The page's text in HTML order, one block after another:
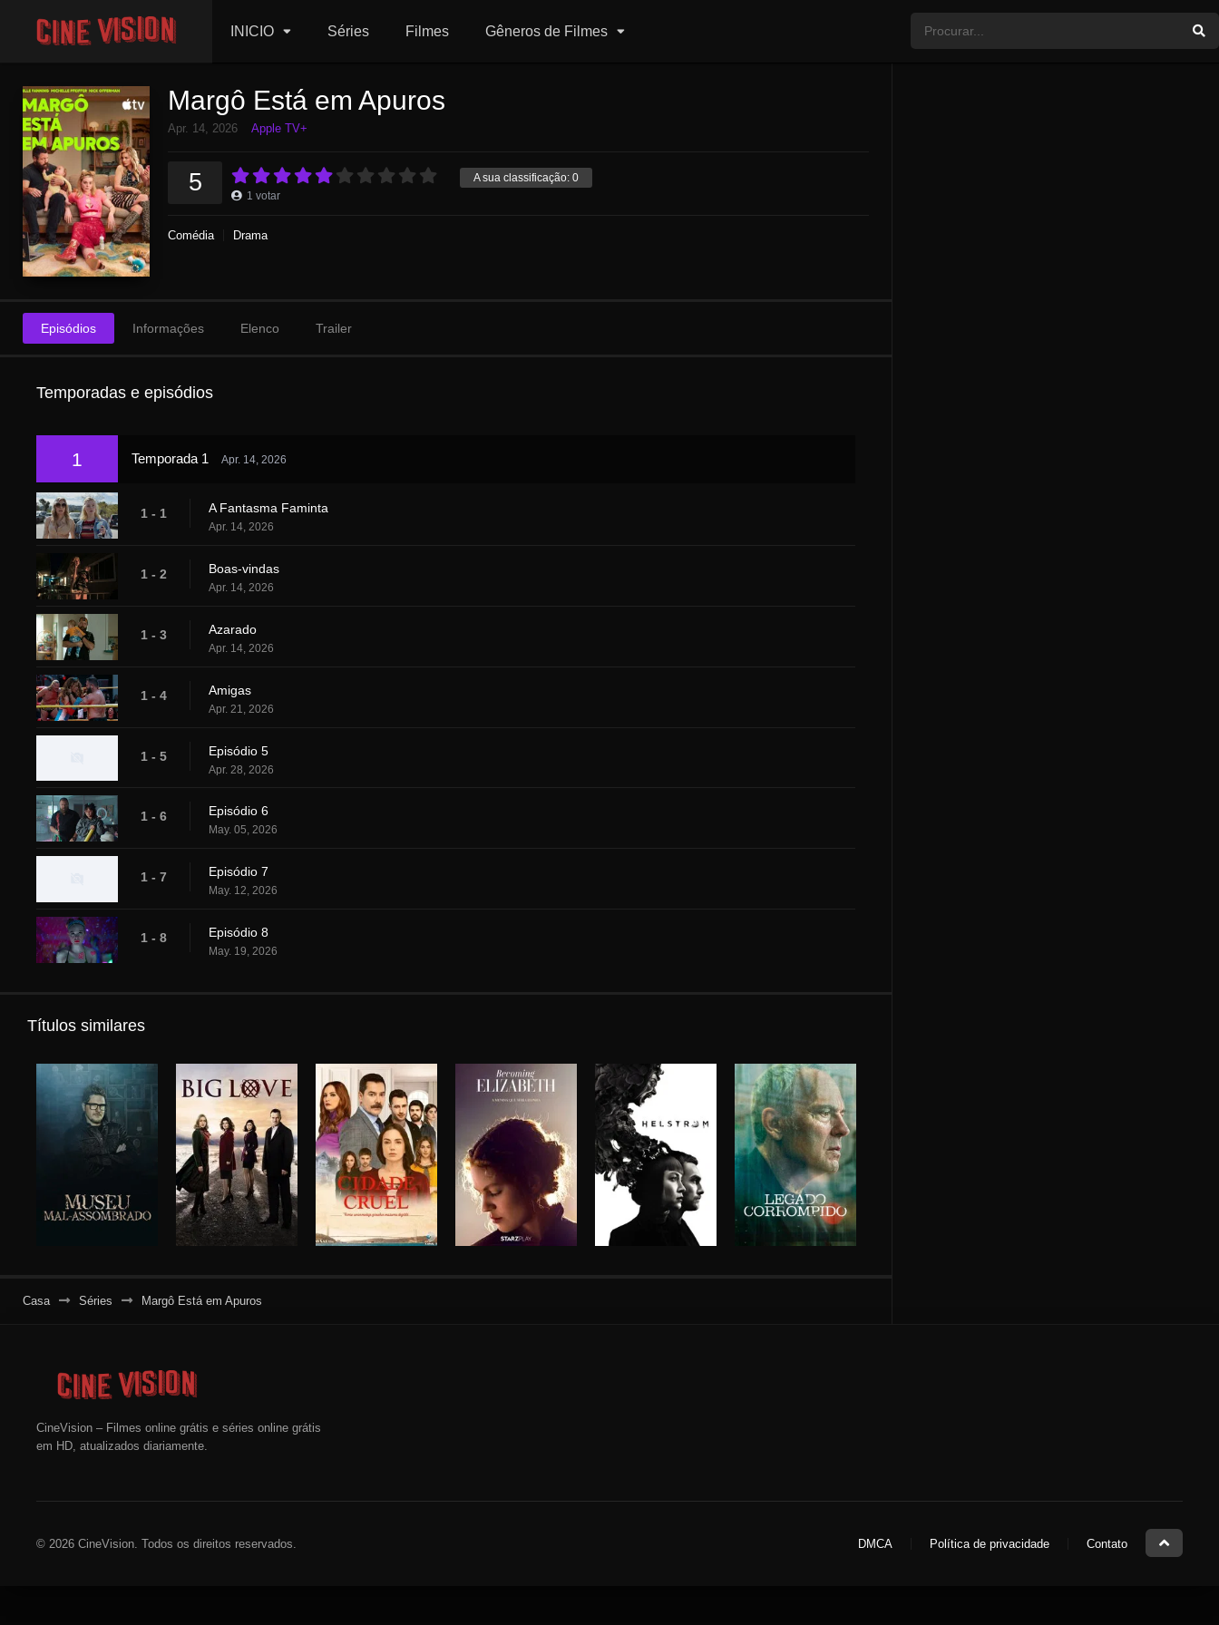
INICIO Séries Filmes Gêneros de Filmes
Margô Está em Apuros
Apr. 14, 2026 Apple TV+
A sua classificação: 0
5 1 votar
Comédia Drama
Episódios Informações Elenco Trailer
Temporadas e episódios
1 Temporada 1 Apr. 14, 2026
1 - 1 A Fantasma Faminta
Apr. 14, 2026
1 - 2 Boas-vindas
Apr. 14, 2026
1 - 3 Azarado
Apr. 14, 2026
1 - 4 Amigas
Apr. 21, 2026
1 - 5 Episódio 5
Apr. 28, 2026
1 - 6 Episódio 6
May. 05, 2026
1 - 7 Episódio 7
May. 12, 2026
1 - 8 Episódio 8
May. 19, 2026
Títulos similares
Casa Séries Margô Está em Apuros
CineVision – Filmes online grátis e séries online grátis
em HD, atualizados diariamente.
© 2026 CineVision. Todos os direitos reservados. DMCA Política de privacidade Contato